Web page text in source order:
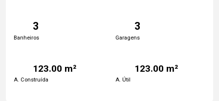
3
Banheiros
3
Garagens
123.00 m²
A. Construída
123.00 m²
A. Útil